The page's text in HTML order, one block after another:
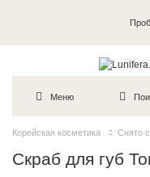
Меню
Корейская косметика Снято
Скраб для губ